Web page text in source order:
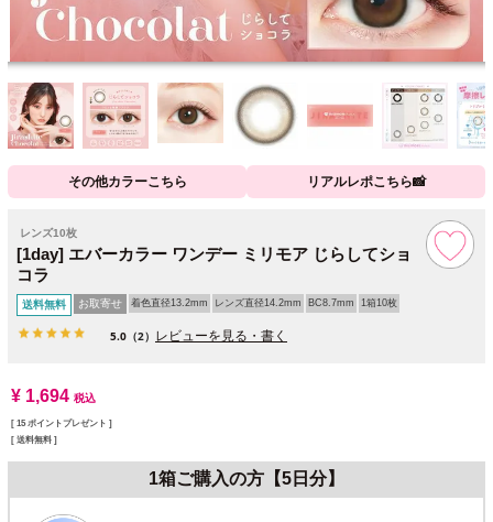
その他カラーこちら リアルレポこちら📸
レンズ10枚
[1day] エバーカラー ワンデー ミリモア じらしてショ
コラ
送料無料 お取寄せ 着色直径13.2mm レンズ直径14.2mm BC8.7mm 1箱10枚
5.0 （2） レビューを見る・書く
¥ 1,694 税込
[ 15 ポイントプレゼント ]
送料無料
1箱ご購入の方【5日分】